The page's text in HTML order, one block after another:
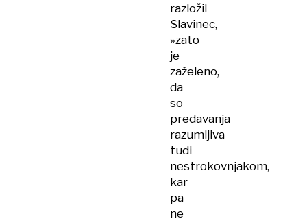
razložil
Slavinec,
»zato
je
zaželeno,
da
so
predavanja
razumljiva
tudi
nestrokovnjakom,
kar
pa
ne